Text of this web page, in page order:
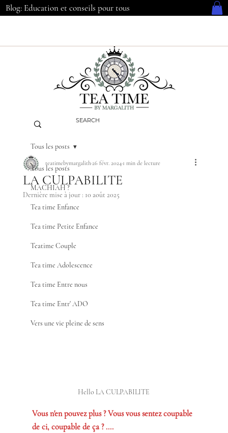
Blog: Education et conseils pour tous
Tous les posts
MACHIAH ?
Tea time Enfance
Tea time Petite Enfance
Teatime Couple
Tea time Adolescence
Tea time Entre nous
Tea time Entr' ADO
Vers une vie pleine de sens
Tous les posts
LA CULPABILITE
teatimebymargalith26 févr. 20241 min de lecture
Dernière mise à jour : 10 août 2025
Hello LA CULPABILITE
Vous n'en pouvez plus ? Vous vous sentez coupable
de ci, coupable de ça ? ....